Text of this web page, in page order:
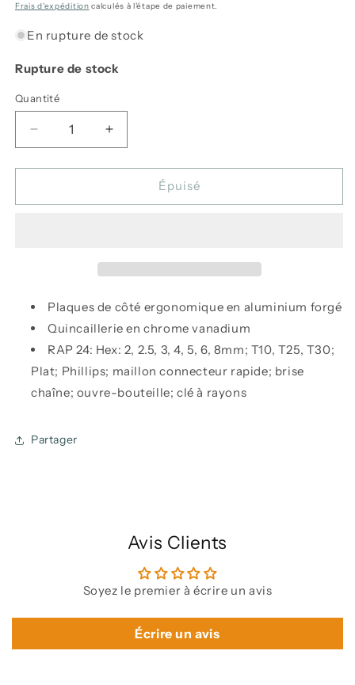
Frais d'expédition calculés à l'étape de paiement.
En rupture de stock
Rupture de stock
Quantité
Réduire
la
quantité
Multi-
Lezyne
Augmenter
la
quantité
Multi-
Lezyne
Épuisé
Plaques de côté ergonomique en aluminium forgé
Quincaillerie en chrome vanadium
RAP 24: Hex: 2, 2.5, 3, 4, 5, 6, 8mm; T10, T25, T30;
Plat; Phillips; maillon connecteur rapide; brise
chaîne; ouvre-bouteille; clé à rayons
Partager
Avis Clients
Soyez le premier à écrire un avis
Écrire un avis